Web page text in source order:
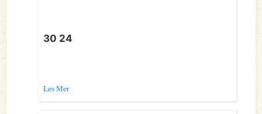
30 24
Les Mer